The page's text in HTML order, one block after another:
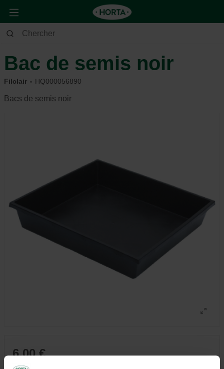
Jardin Potager
Bac de semis noir
Filclair HQ000056890
Bacs de semis noir
6,00 €